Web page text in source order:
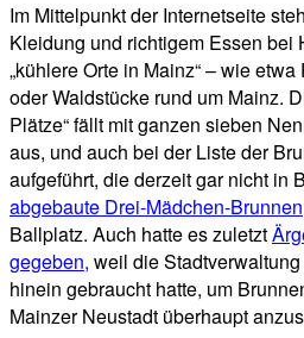
Im Mittelpunkt der Internetseite
Kleidung und richtigem Essen bei
„kühlere Orte in Mainz“ – wie
oder Waldstücke rund um Mainz.
Plätze“ fällt mit ganzen sieben
aus, und auch bei der Liste der
aufgeführt, die derzeit gar nicht in
abgebaute Drei-Mädchen-Brunnen
Ballplatz. Auch hatte es zuletzt
gegeben, weil die
hinein gebraucht hatte, um
Mainzer Neustadt überhaupt